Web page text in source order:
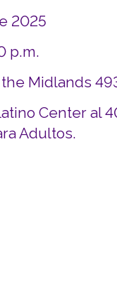
2025
p.m.
Midlands
Center al
Adultos.